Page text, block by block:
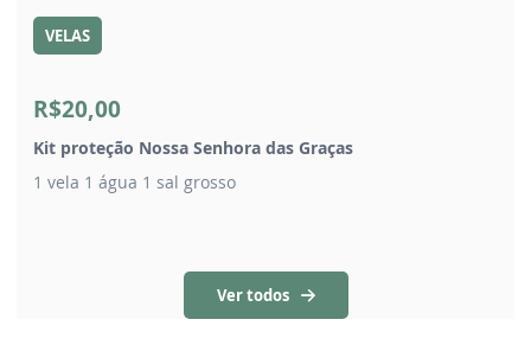
VELAS
R$20,00
Kit proteção Nossa Senhora das Graças
1 vela 1 água 1 sal grosso
Ver todos